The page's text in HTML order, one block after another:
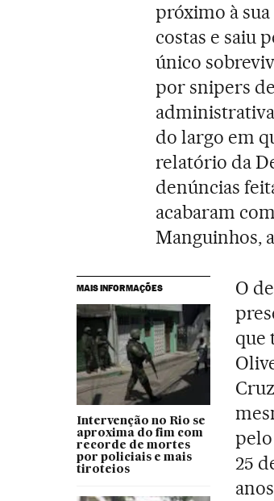
próximo à
costas e saiu
único
por snipers
do largo em
relatório da
denúncias
acabaram
Manguinhos,
MAIS INFORMAÇÕES
Intervenção no Rio se
aproxima do fim com
recorde de mortes
por policiais e mais
tiroteios
O
que
25